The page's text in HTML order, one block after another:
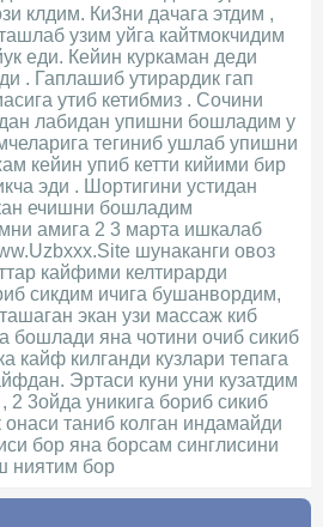
клдим. Ки3ни дачага этдим ,
узим уйга кайтмокчидим
еди. Кейин куркаман деди
. Гаплашиб утирардик гап
утиб кетибмиз . Сочини
лабидан упишни бошладим у
тегиниб ушлаб упишни
кейин упиб кетти кийими бир
эди . Шортигини устидан
ечишни бошладим
амига 2 3 марта ишкалаб
шунаканги овоз
кайфими келтирарди
сикдим ичига бушанвордим,
экан узи массаж киб
бошлади яна чотини очиб сикиб
кайф килганди кузлари тепага
Эртаси куни уни кузатдим
2 3ойда уникига бориб сикиб
таниб колган индамайди
бор яна борсам синглисини
ниятим бор